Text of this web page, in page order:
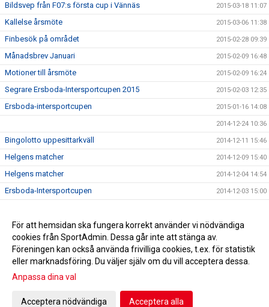
Bildsvep från F07:s första cup i Vännäs 2015-03-18 11:07
Kallelse årsmöte 2015-03-06 11:38
Finbesök på området 2015-02-28 09:39
Månadsbrev Januari 2015-02-09 16:48
Motioner till årsmöte 2015-02-09 16:24
Segrare Ersboda-Intersportcupen 2015 2015-02-03 12:35
Ersboda-intersportcupen 2015-01-16 14:08
2014-12-24 10:36
Bingolotto uppesittarkväll 2014-12-11 15:46
Helgens matcher 2014-12-09 15:40
Helgens matcher 2014-12-04 14:54
Ersboda-Intersportcupen 2014-12-03 15:00
Inbjudan Change the game 2014-09-18 14:44
Månadsbrev augusti 2014-09-05 08:55
Gå till Webbversion
För att hemsidan ska fungera korrekt använder vi nödvändiga
cookies från SportAdmin. Dessa går inte att stänga av.
Föreningen kan också använda frivilliga cookies, t.ex. för statistik
eller marknadsföring. Du väljer själv om du vill acceptera dessa.
Anpassa dina val
Acceptera nödvändiga Acceptera alla